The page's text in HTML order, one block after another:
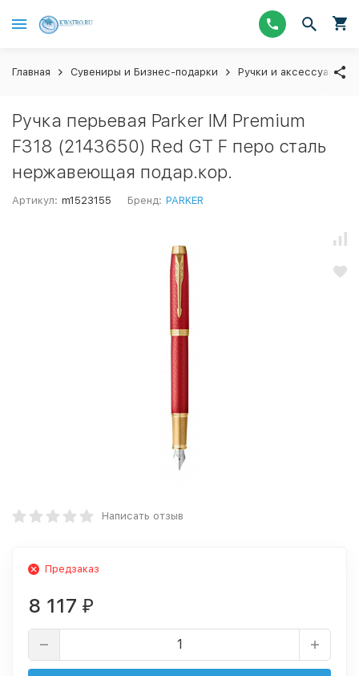
Главная Сувениры и Бизнес-подарки Ручки и аксессуары
Ручка перьевая Parker IM Premium
F318 (2143650) Red GT F перо сталь
нержавеющая подар.кор.
Артикул: m1523155 Бренд: PARKER
Написать отзыв
Предзаказ
8 117 ₽